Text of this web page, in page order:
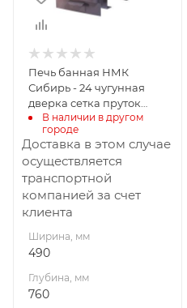
Материал
Чугун
Вид топлива
Дрова
Диаметр дымохода,
мм
115
Длина дров, мм
450
180
12
Печь банная НМК
Сибирь - 24 чугунная
дверка сетка пруток
панорама
В наличии в другом
городе
Доставка в этом случае
осуществляется
транспортной
компанией за счет
клиента
Ширина, мм
490
Глубина, мм
760